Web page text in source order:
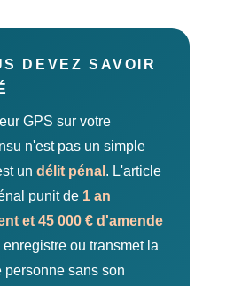
DEVEZ SAVOIR
GPS sur votre
n'est pas un simple
un délit pénal. L'article
punit de 1 an
et 45 000 € d'amende
ou transmet la
sans son